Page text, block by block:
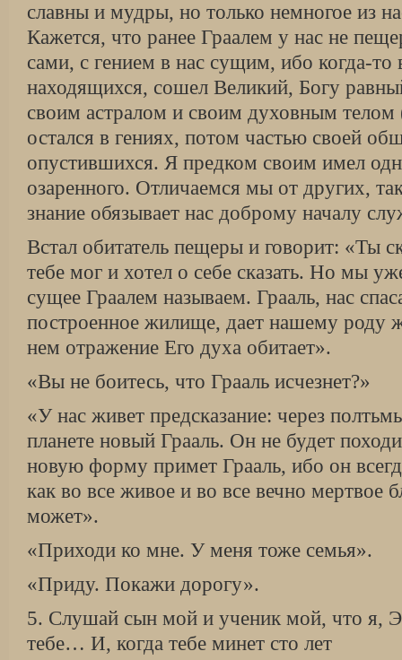
славны и мудры, но только немногое из
Кажется, что ранее Граалем у нас не
сами, с гением в нас сущим, ибо когда-то
находящихся, сошел Великий, Богу
своим астралом и своим духовным
остался в гениях, потом частью своей
опустившихся. Я предком своим имел
озаренного. Отличаемся мы от других,
знание обязывает нас доброму началу
Встал обитатель пещеры и говорит: «Ты
тебе мог и хотел о себе сказать. Но мы
сущее Граалем называем. Грааль, нас
построенное жилище, дает нашему роду
нем отражение Его духа обитает».
«Вы не боитесь, что Грааль исчезнет?»
«У нас живет предсказание: через
планете новый Грааль. Он не будет
новую форму примет Грааль, ибо он
как во все живое и во все вечно мертвое
может».
«Приходи ко мне. У меня тоже семья».
«Приду. Покажи дорогу».
5. Слушай сын мой и ученик мой, что я,
тебе… И, когда тебе минет сто лет